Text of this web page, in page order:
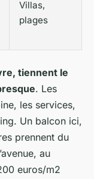
Villas,
plages
tiennent le
. Les
les services,
Un balcon ici,
prennent du
au
euros/m2